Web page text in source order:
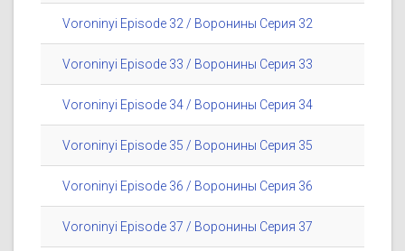
Voroninyi Episode 32 / Воронины Серия 32
Voroninyi Episode 33 / Воронины Серия 33
Voroninyi Episode 34 / Воронины Серия 34
Voroninyi Episode 35 / Воронины Серия 35
Voroninyi Episode 36 / Воронины Серия 36
Voroninyi Episode 37 / Воронины Серия 37